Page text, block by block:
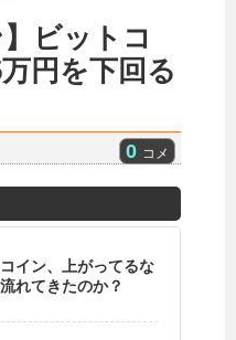
ビットコ
円を下回る
0 コメ
コイン、上がってるな
れてきたのか？